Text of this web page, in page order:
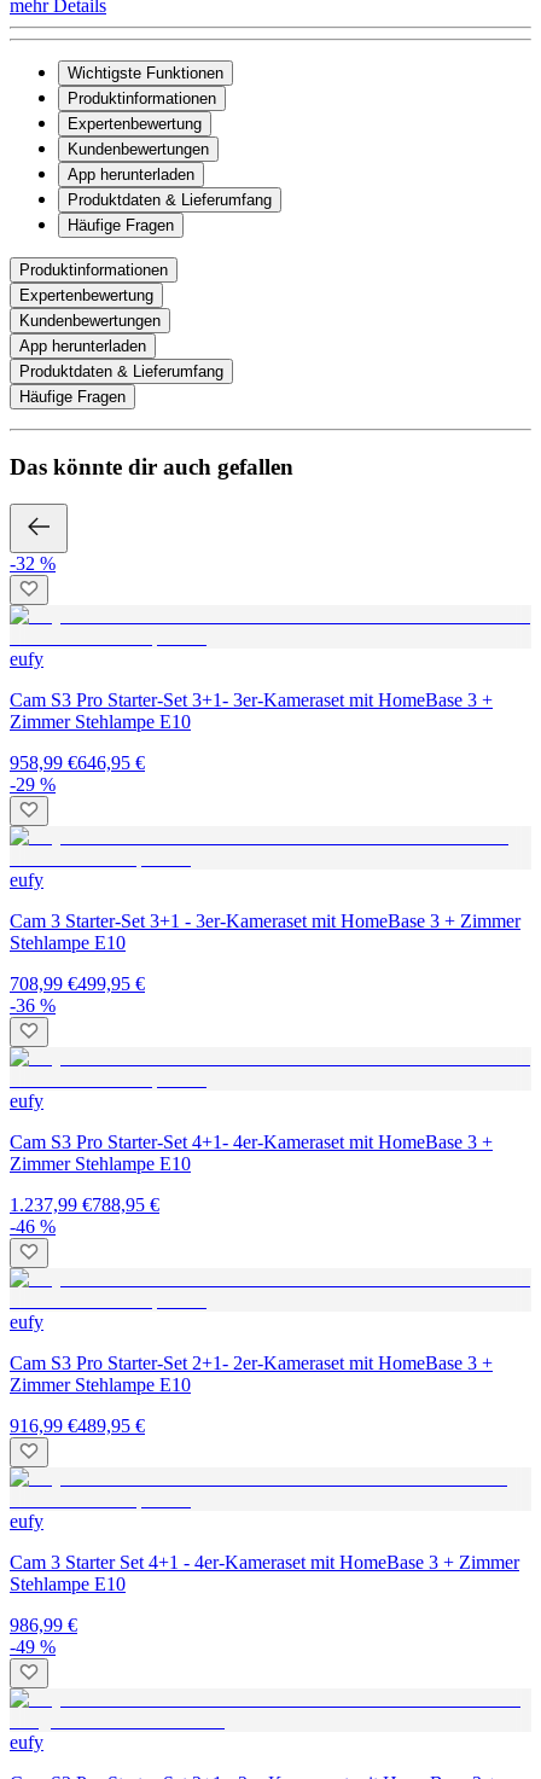
mehr Details
Wichtigste Funktionen
Produktinformationen
Expertenbewertung
Kundenbewertungen
App herunterladen
Produktdaten & Lieferumfang
Häufige Fragen
Produktinformationen
Expertenbewertung
Kundenbewertungen
App herunterladen
Produktdaten & Lieferumfang
Häufige Fragen
Das könnte dir auch gefallen
-32 %
eufy
Cam S3 Pro Starter-Set 3+1- 3er-Kameraset mit HomeBase 3 +
Zimmer Stehlampe E10
958,99 €646,95 €
-29 %
eufy
Cam 3 Starter-Set 3+1 - 3er-Kameraset mit HomeBase 3 + Zimmer
Stehlampe E10
708,99 €499,95 €
-36 %
eufy
Cam S3 Pro Starter-Set 4+1- 4er-Kameraset mit HomeBase 3 +
Zimmer Stehlampe E10
1.237,99 €788,95 €
-46 %
eufy
Cam S3 Pro Starter-Set 2+1- 2er-Kameraset mit HomeBase 3 +
Zimmer Stehlampe E10
916,99 €489,95 €
eufy
Cam 3 Starter Set 4+1 - 4er-Kameraset mit HomeBase 3 + Zimmer
Stehlampe E10
986,99 €
-49 %
eufy